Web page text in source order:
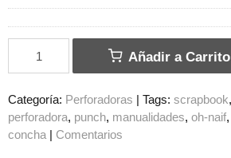
Añadir a Carrito
Categoría: Perforadoras Tags: scrapbook
perforadora punch manualidades oh-naif
concha
Comentarios